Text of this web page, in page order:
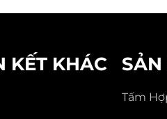
sản phẩm ổn định và
suất vật liệu ổn định và
và môi trường sản
KẾT KHÁC
Tấm